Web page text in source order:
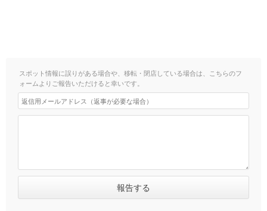
スポット情報に誤りがある場合や、移転・閉店している場合は、こちらのフ
ォームよりご報告いただけると幸いです。